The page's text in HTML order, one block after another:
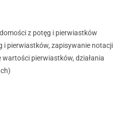
z potęg i pierwiastków
i pierwiastków, zapisywanie notacji
wartości pierwiastków, działania